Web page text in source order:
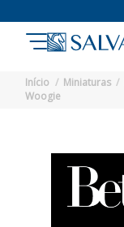
Início Miniaturas
Woogie